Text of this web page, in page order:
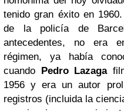
tenido gran éxito en
de la policía de
antecedentes, no era
régimen, ya había
cuando Pedro Lazaga
1956 y era un autor
registros (incluida la